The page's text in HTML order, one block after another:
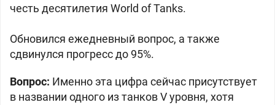
честь десятилетия World of Tanks.
Обновился ежедневный вопрос, а также
сдвинулся прогресс до 95%.
Вопрос: Именно эта цифра сейчас присутствует
в названии одного из танков V уровня, хотя